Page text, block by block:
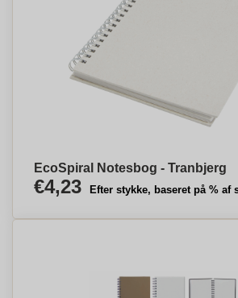
EcoSpiral Notesbog - Tranbjerg
€4,23 Efter stykke, baseret på % af